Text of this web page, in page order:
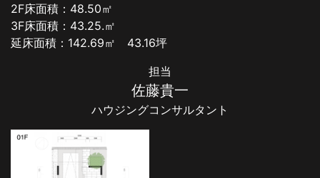
2F床面積：48.50㎡
3F床面積：43.25.㎡
延床面積：142.69㎡ 43.16坪
担当
佐藤貴一
ハウジングコンサルタント